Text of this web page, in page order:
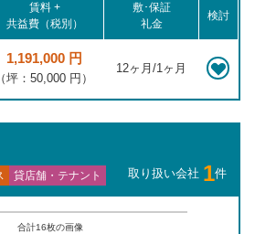
賃料 +
共益費（税別）
敷･保証
礼金
検討
1,191,000 円
（坪：50,000 円）
12ヶ月/1ヶ月
貸店舗・テナント 取り扱い会社 1件
合計16枚の画像